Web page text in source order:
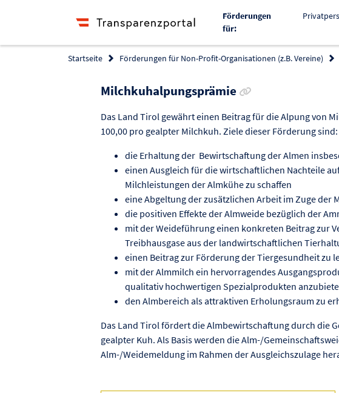
Förderungen
für:
Startseite Förderungen für Non-Profit-Organisationen (z.B. Vereine)
Milchkuhalpungsprämie Link zur Förderung
Das Land Tirol gewährt einen Beitrag für die Alpung von
100,00 pro gealpter Milchkuh. Ziele dieser Förderung sind:
die Erhaltung der Bewirtschaftung der Almen
einen Ausgleich für die wirtschaftlichen Nachteile
Milchleistungen der Almkühe zu schaffen
eine Abgeltung der zusätzlichen Arbeit im Zuge der
die positiven Effekte der Almweide bezüglich der
mit der Weideführung einen konkreten Beitrag zur
Treibhausgase aus der landwirtschaftlichen
einen Beitrag zur Förderung der Tiergesundheit zu
mit der Almmilch ein hervorragendes
qualitativ hochwertigen Spezialprodukten
den Almbereich als attraktiven Erholungsraum zu
Das Land Tirol fördert die Almbewirtschaftung durch die
gealpter Kuh. Als Basis werden die Alm-/
Alm-/Weidemeldung im Rahmen der Ausgleichszulage